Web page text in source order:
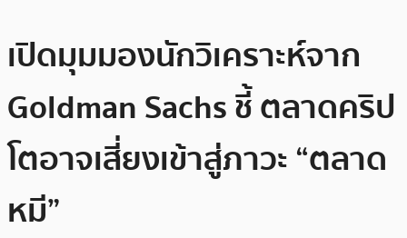
เปิดมุมมองนักวิเคราะห์จาก
Goldman Sachs ชี้ ตลาดคริป
โตอาจเสี่ยงเข้าสู่ภาวะ “ตลาด
หมี”